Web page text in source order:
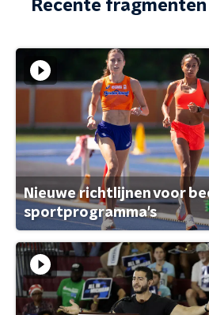
Recente fragmenten
Nieuwe richtlijnen voor
sportprogramma's